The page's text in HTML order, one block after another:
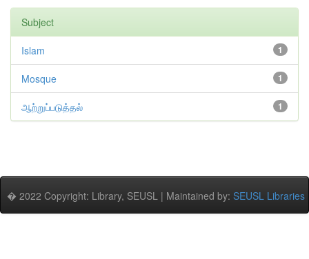
Subject
1
Islam
1
Mosque
1
ஆற்றுப்படுத்தல்
� 2022 Copyright: Library, SEUSL | Maintained by: SEUSL Libraries